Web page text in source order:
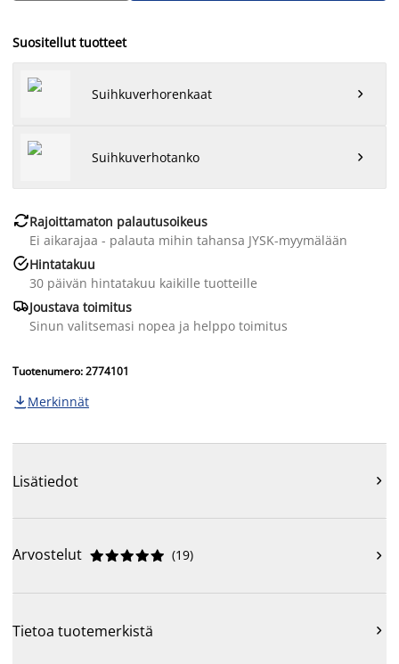
Suositellut tuotteet
Suihkuverhorenkaat 
Suihkuverhotanko 
Rajoittamaton palautusoikeus
Ei aikarajaa - palauta mihin tahansa JYSK-myymälään
Hintatakuu
30 päivän hintatakuu kaikille tuotteille
Joustava toimitus
Sinun valitsemasi nopea ja helppo toimitus
Tuotenumero: 2774101
 Merkinnät
Lisätiedot 
Arvostelut 




 (19) 
Tietoa tuotemerkistä 